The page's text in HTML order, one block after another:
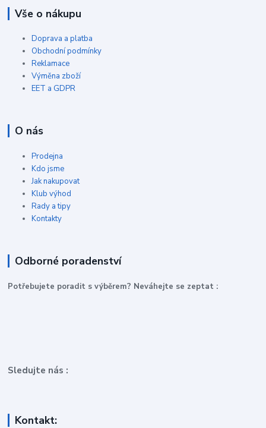
Vše o nákupu
Doprava a platba
Obchodní podmínky
Reklamace
Výměna zboží
EET a GDPR
O nás
Prodejna
Kdo jsme
Jak nakupovat
Klub výhod
Rady a tipy
Kontakty
Odborné poradenství
Potřebujete poradit s výběrem? Neváhejte se zeptat :
Sledujte nás :
Kontakt: